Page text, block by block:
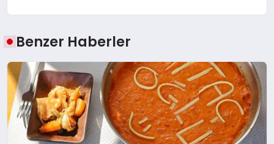
Benzer Haberler